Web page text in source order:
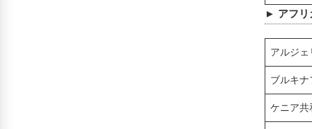
► アフリ
アルジ
ブルキナ
ケニア共